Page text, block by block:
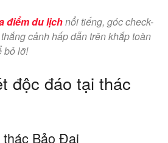
điểm du lịchnổi tiếng, góc check-
cảnh hấp dẫn trên khắp toàn
bỏ lỡ!
độc đáo tại thác
thác Bảo Đại